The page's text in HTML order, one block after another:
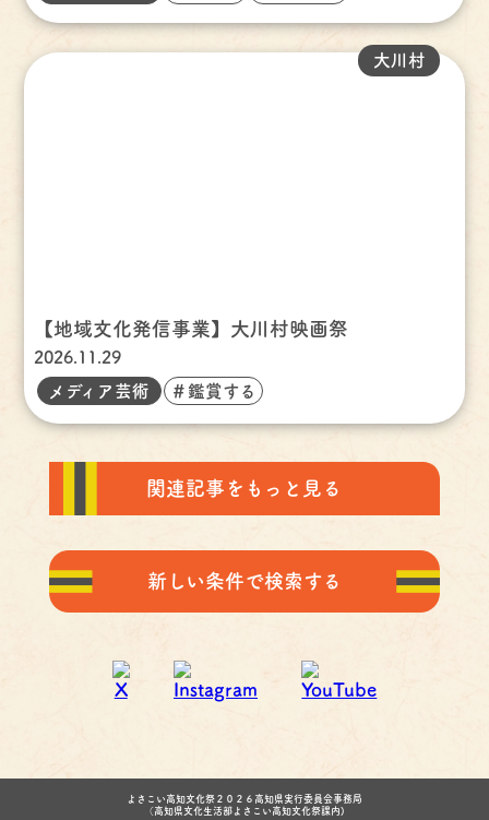
【地域文化発信事業】大川村映画祭
2026.11.29
大川村
メディア芸術 ＃鑑賞する
関連記事をもっと見る
新しい条件で検索する
よさこい高知文化祭２０２６高知県実行委員会事務局
（高知県文化生活部よさこい高知文化祭課内)